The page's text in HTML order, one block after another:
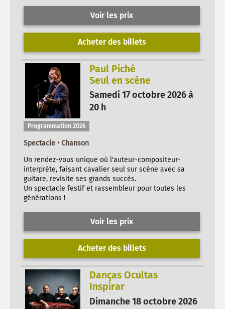
Voir les prix
Acheter des billets
Paul Piché
Seul en scène
Samedi 17 octobre 2026 à
20 h
Programmation 2026
Spectacle • Chanson
Un rendez-vous unique où l'auteur-compositeur-
interprète, faisant cavalier seul sur scène avec sa
guitare, revisite ses grands succès.
Un spectacle festif et rassembleur pour toutes les
générations !
Voir les prix
Acheter des billets
Danças Ocultas
Inspirar
Dimanche 18 octobre 2026